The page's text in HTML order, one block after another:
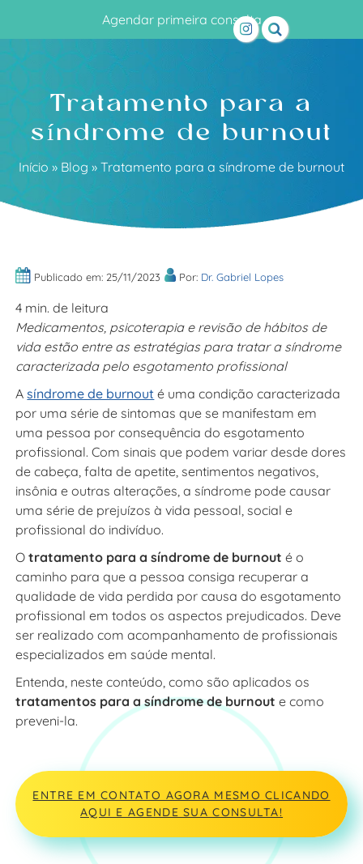
Agendar primeira consulta
Tratamento para a
síndrome de burnout
Início» Blog » Tratamento para a síndrome de burnout
Publicado em: 25/11/2023 Por: Dr. Gabriel Lopes
4 min. de leitura
Medicamentos, psicoterapia e revisão de hábitos de
vida estão entre as estratégias para tratar a síndrome
caracterizada pelo esgotamento profissional
Asíndrome de burnout é uma condição caracterizada
por uma série de sintomas que se manifestam em
uma pessoa por consequência do esgotamento
profissional. Com sinais que podem variar desde dores
de cabeça, falta de apetite, sentimentos negativos,
insônia e outras alterações, a síndrome pode causar
uma série de prejuízos à vida pessoal, social e
profissional do indivíduo.
Otratamento para a síndrome de burnout é o
caminho para que a pessoa consiga recuperar a
qualidade de vida perdida por causa do esgotamento
profissional em todos os aspectos prejudicados. Deve
ser realizado com acompanhamento de profissionais
especializados em saúde mental.
Entenda, neste conteúdo, como são aplicados os
tratamentos para a síndrome de burnout e como
preveni-la.
ENTRE EM CONTATO AGORA MESMO CLICANDO
AQUI E AGENDE SUA CONSULTA!